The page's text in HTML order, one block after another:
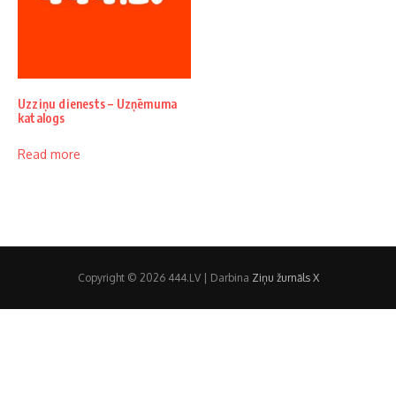
Uzziņu dienests – Uzņēmuma
katalogs
Read more
Copyright © 2026 444.LV | Darbina Ziņu žurnāls X